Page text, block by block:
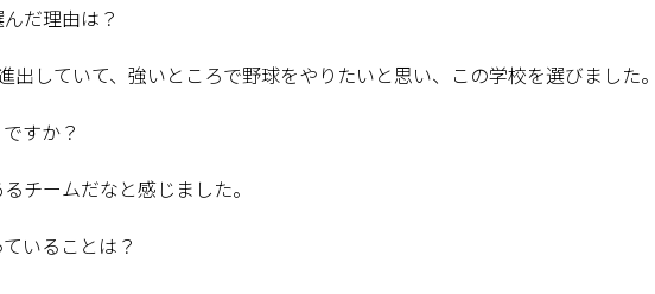
だ理由は？
出していて、強いところで野球をやりたいと思い、この学校を選びました。
すか？
チームだなと感じました。
いることは？